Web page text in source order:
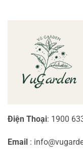
Cho
Người
Mới
Bắt
Đầu
Chi
Tiết
Và
Toàn
Diện
Điện Thoại: 1900
Email :